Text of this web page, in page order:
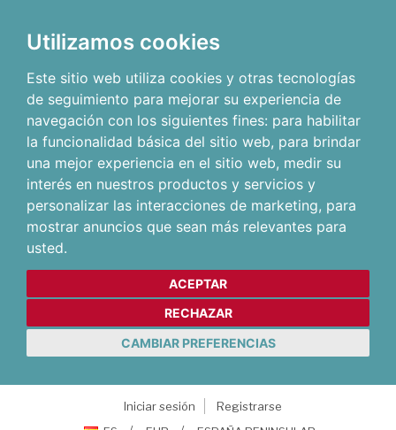
Utilizamos cookies
Este sitio web utiliza cookies y otras tecnologías
de seguimiento para mejorar su experiencia de
navegación con los siguientes fines: para habilitar
la funcionalidad básica del sitio web, para brindar
una mejor experiencia en el sitio web, medir su
interés en nuestros productos y servicios y
personalizar las interacciones de marketing, para
mostrar anuncios que sean más relevantes para
usted.
ACEPTAR
RECHAZAR
CAMBIAR PREFERENCIAS
Iniciar sesión
Registrarse